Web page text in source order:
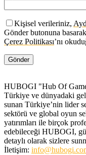
Kişisel verileriniz,
Gönder butonuna basarak
Çerez Politikası’nı
HUBOGI "Hub Of
Türkiye ve dünyadaki
sunan Türkiye’nin lider
sektörü ve global oyun
yatırımları ile birçok
edebileceği HUBOGI,
detaylı olarak sizlere
İletişim: